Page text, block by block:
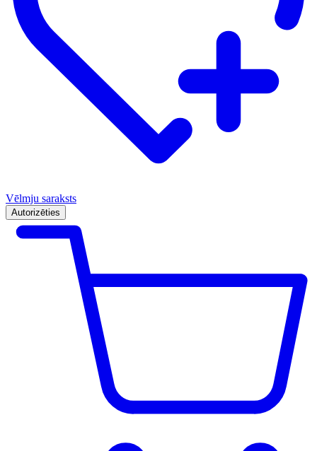
Vēlmju saraksts
Autorizēties